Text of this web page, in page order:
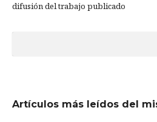
difusión del trabajo publicado
Artículos más leídos del